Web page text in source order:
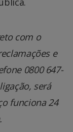
com o
e
0800 647-
será
funciona 24